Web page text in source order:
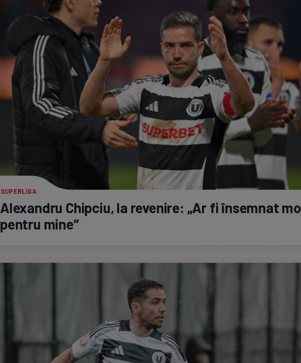
SUPERLIGA
Alexandru Chipciu, la revenire: „Ar fi însemnat
pentru mine”